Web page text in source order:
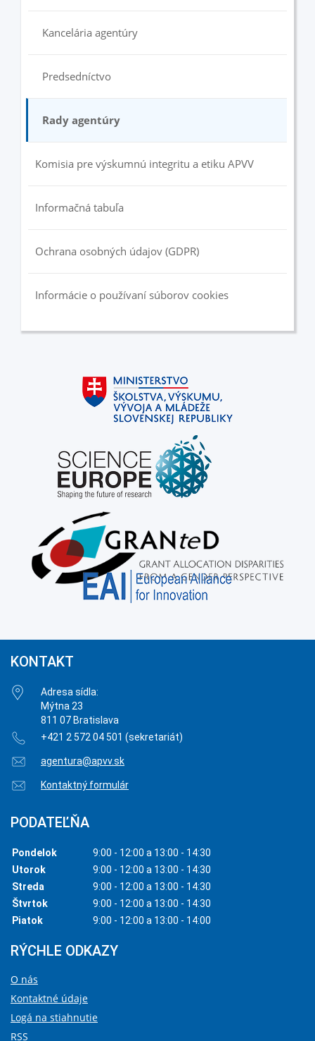
Kancelária agentúry
Predsedníctvo
Rady agentúry
Komisia pre výskumnú integritu a etiku APVV
Informačná tabuľa
Ochrana osobných údajov (GDPR)
Informácie o používaní súborov cookies
KONTAKT
Adresa sídla:
Mýtna 23
811 07 Bratislava
+421 2 572 04 501 (sekretariát)
agentura@apvv.sk
Kontaktný formulár
PODATEĽŇA
Pondelok
9:00 - 12:00 a 13:00 - 14:30
Utorok
9:00 - 12:00 a 13:00 - 14:30
Streda
9:00 - 12:00 a 13:00 - 14:30
Štvrtok
9:00 - 12:00 a 13:00 - 14:30
Piatok
9:00 - 12:00 a 13:00 - 14:00
RÝCHLE ODKAZY
O nás
Kontaktné údaje
Logá na stiahnutie
RSS